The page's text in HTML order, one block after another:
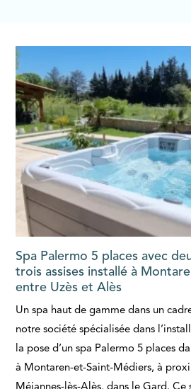
Spa Palermo 5 places avec
trois assises installé à
entre Uzès et Alès
Un spa haut de gamme dans un
notre société spécialisée dans
la pose d’un spa Palermo 5 places
à Montaren-et-Saint-Médiers, à
Méjannes-lès-Alès, dans le Gard. Ce